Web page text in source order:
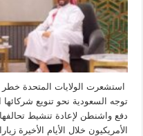
استشعرت الولايات المتحدة
توجه السعودية نحو تنويع
دفع واشنطن لإعادة تنشيط
الأمريكيون خلال الأيام الأخيرة